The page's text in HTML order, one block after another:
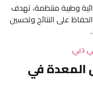
وطبية منتظمة، تهدف
على النتائج وتحسين
دبي
المعدة في